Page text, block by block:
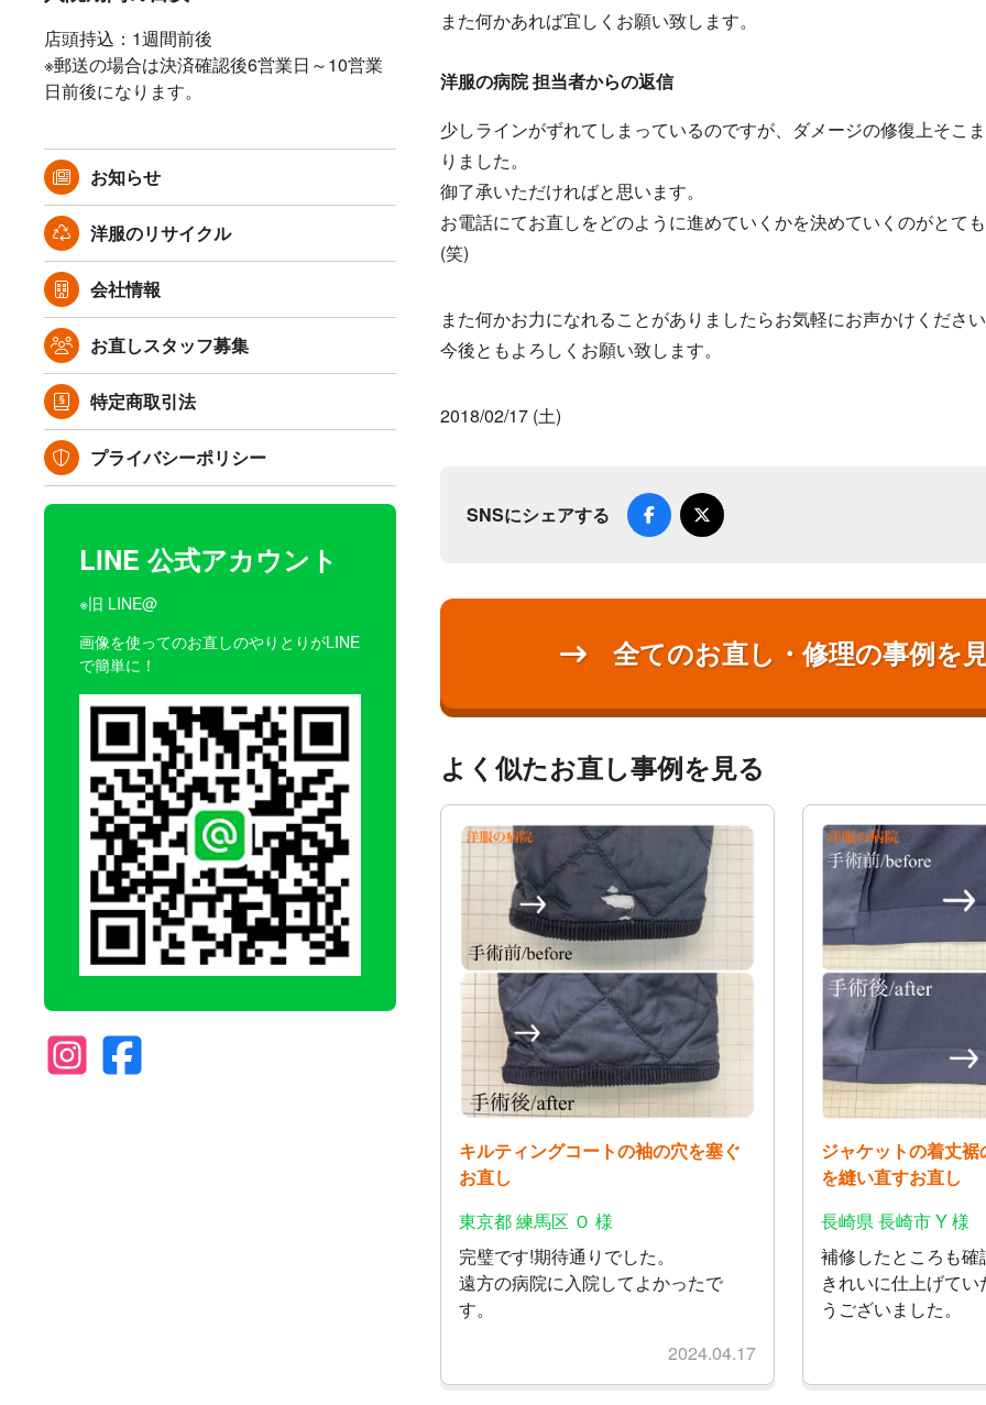
店頭持込：1週間前後
※郵送の場合は決済確認後6営業日～10営業
日前後になります。
お知らせ
洋服のリサイクル
会社情報
お直しスタッフ募集
特定商取引法
プライバシーポリシー
LINE 公式アカウント
※旧 LINE@
画像を使ってのお直しのやりとりがLINE
で簡単に！
また何かあれば宜しくお願い致します。
洋服の病院 担当者からの返信
少しラインがずれてしまっているのですが、ダメージの修復上そこ
りました。
御了承いただければと思います。
お電話にてお直しをどのように進めていくかを決めていくのがとて
(笑)
また何かお力になれることがありましたらお気軽にお声かけくださ
今後ともよろしくお願い致します。
2018/02/17 (土)
SNSにシェアする
全てのお直し・修理の事例を
よく似たお直し事例を見る
キルティングコートの袖の穴を塞ぐ
お直し
東京都 練馬区 Ｏ 様
完璧です!期待通りでした。
遠方の病院に入院してよかったで
す。
2024.04.17
ジャケットの着丈
を縫い直すお直し
長崎県 長崎市 Y 様
補修したところも
きれいに仕上げて
うございました。